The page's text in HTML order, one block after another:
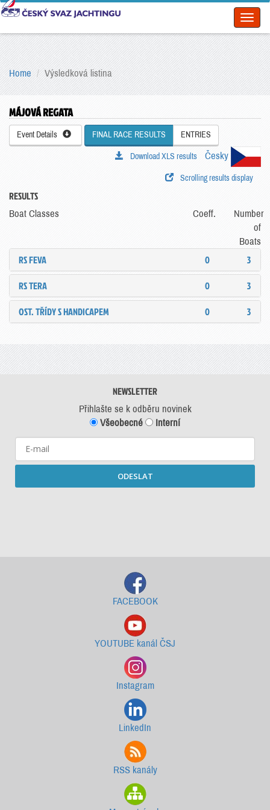
Home Výsledková listina
MÁJOVÁ REGATA
Event Details FINAL RACE RESULTS ENTRIES
Česky
Download XLS results
Scrolling results display
RESULTS
Boat Classes Coeff.
Number
of
Boats
RS FEVA 0
3
RS TERA
0
3
OST. TŘÍDY S HANDICAPEM
0 3
NEWSLETTER
Přihlašte se k odběru novinek
Všeobecné
Interní
ODESLAT
FACEBOOK
YOUTUBE kanál ČSJ
Instagram
LinkedIn
RSS kanály